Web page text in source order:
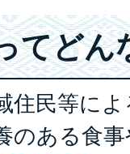
てどん
住民等に
のある食